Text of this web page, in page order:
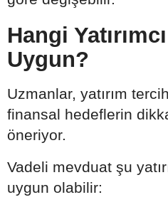
Hangi
Uygun?
Uzmanlar, yatırım
finansal hedeflerin
öneriyor.
Vadeli mevduat şu
uygun olabilir: